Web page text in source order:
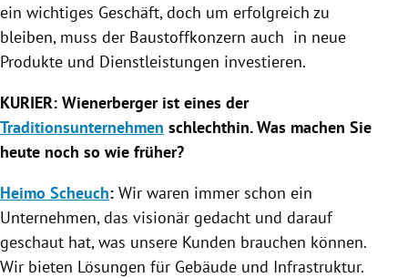
ein wichtiges Geschäft, doch um erfolgreich zu
bleiben, muss der Baustoffkonzern auch in neue
Produkte und Dienstleistungen investieren.
KURIER: Wienerbergerist eines der
Traditionsunternehmen schlechthin. Was machen Sie
heute noch so wie früher?
Heimo Scheuch: Wir waren immer schon ein
Unternehmen, das visionär gedacht und darauf
geschaut hat, was unsere Kunden brauchen können.
Wir bieten Lösungen für Gebäude und Infrastruktur.